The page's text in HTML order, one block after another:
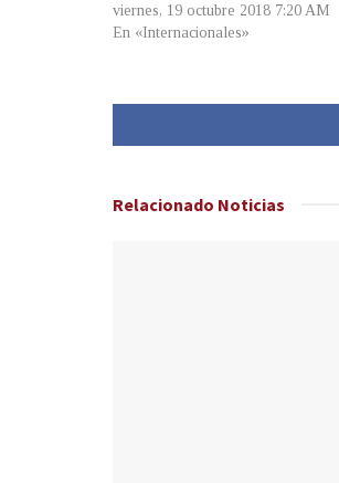
viernes, 19 octubre 2018 7:20 AM
En «Internacionales»
Relacionado Noticias